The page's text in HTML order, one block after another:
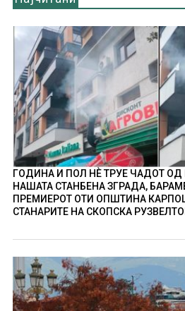
ГОДИНА И ПОЛ НÈ ТРУЕ ЧАДОТ ОД
НАШАТА СТАНБЕНА ЗГРАДА,
ПРЕМИЕРОТ ОТИ ОПШТИНА
СТАНАРИТЕ НА СКОПСКА